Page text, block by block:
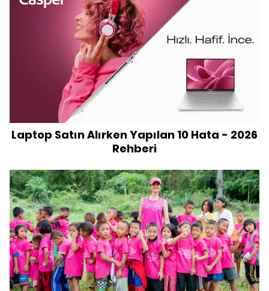
Laptop Satın Alırken Yapılan 10 Hata - 2026
Rehberi